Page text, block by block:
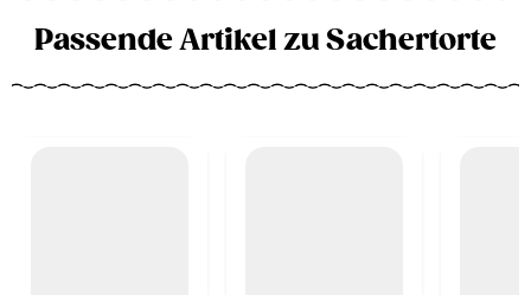
Passende Artikel zu Sachertorte